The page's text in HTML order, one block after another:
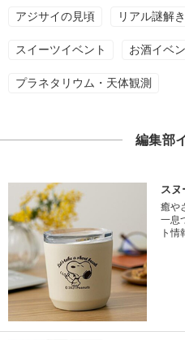
アジサイの見頃 リアル謎解
スイーツイベント お酒イベ
プラネタリウム・天体観測
編集部
スヌ
癒や
一息
ト情